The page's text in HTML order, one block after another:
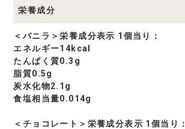
栄養成分
＜バニラ＞栄養成分表示 1個当り：
エネルギー14kcal
たんぱく質0.3g
脂質0.5g
炭水化物2.1g
食塩相当量0.014g
＜チョコレート＞栄養成分表示 1個当り：